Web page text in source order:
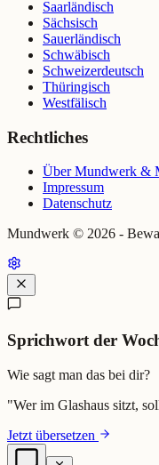
Saarländisch
Sächsisch
Sauerländisch
Schwäbisch
Schweizerdeutsch
Thüringisch
Westfälisch
Rechtliches
Über Mundwerk &
Impressum
Datenschutz
Mundwerk © 2026 -
Sprichwort der
Wie sagt man das bei dir?
"Wer im Glashaus sitzt,
Jetzt übersetzen